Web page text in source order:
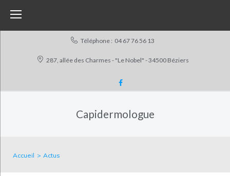
Téléphone : 04 67 76 56 13
287, allée des Charmes - "Le Nobel" - 34500 Béziers
Capidermologue
Accueil > Actus